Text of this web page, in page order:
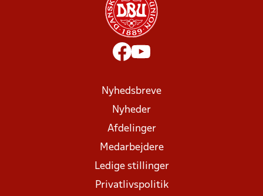
Nyhedsbreve
Nyheder
Afdelinger
Medarbejdere
Ledige stillinger
Privatlivspolitik